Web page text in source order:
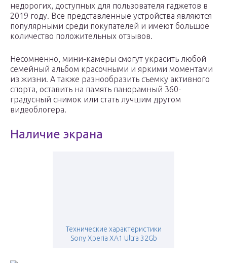
недорогих, доступных для пользователя гаджетов в
2019 году. Все представленные устройства являются
популярными среди покупателей и имеют большое
количество положительных отзывов.
Несомненно, мини-камеры смогут украсить любой
семейный альбом красочными и яркими моментами
из жизни. А также разнообразить съемку активного
спорта, оставить на память панорамный 360-
градусный снимок или стать лучшим другом
видеоблогера.
Наличие экрана
Технические характеристики
Sony Xperia XA1 Ultra 32Gb